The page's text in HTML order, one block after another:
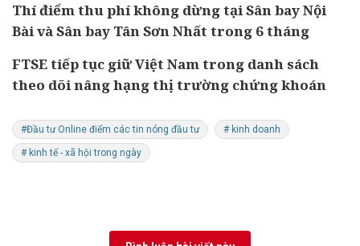
Thí điểm thu phí không dừng tại Sân bay Nội
Bài và Sân bay Tân Sơn Nhất trong 6 tháng
FTSE tiếp tục giữ Việt Nam trong danh sách
theo dõi nâng hạng thị trường chứng khoán
#Đầu tư Online điểm các tin nóng đầu tư # kinh doanh
# kinh tế - xã hội trong ngày